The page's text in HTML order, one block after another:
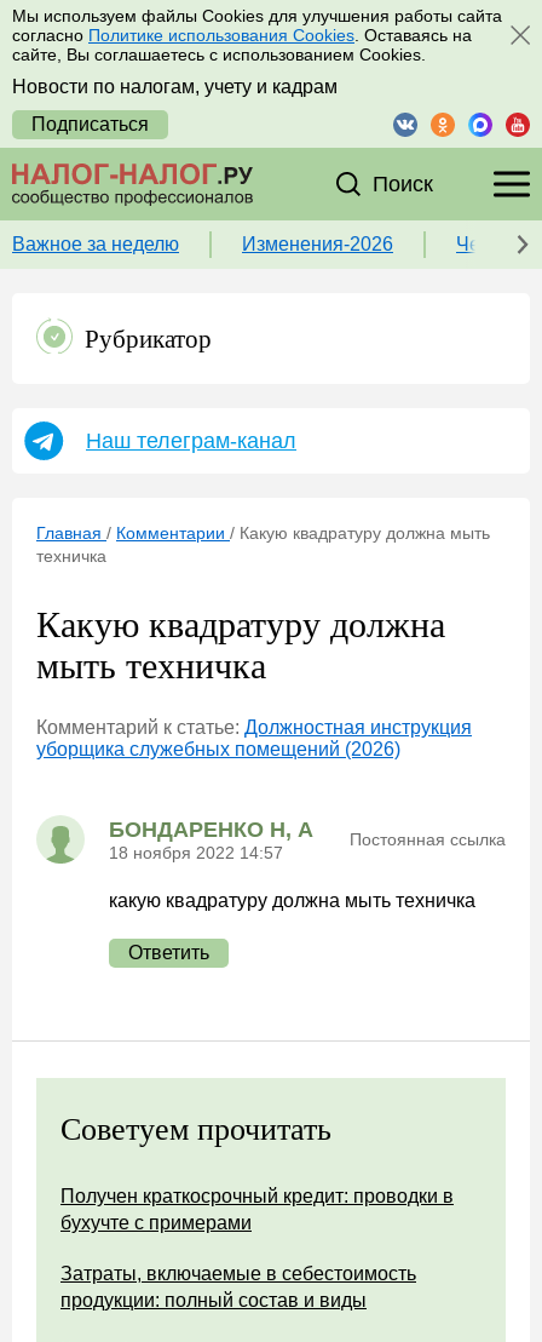
Мы используем файлы Cookies для улучшения работы сайта
согласно Политике использования Cookies . Оставаясь на
сайте, Вы соглашаетесь с использованием Cookies.
Новости по налогам, учету и кадрам
Подписаться
Поиск
Важное за неделю Изменения-2026 Чек-
Рубрикатор
Наш телеграм-канал
Главная / Комментарии / Какую квадратуру должна мыть
техничка
Какую квадратуру должна
мыть техничка
Комментарий к статье: Должностная инструкция
уборщика служебных помещений (2026)
БОНДАРЕНКО Н, А
18 ноября 2022 14:57
Постоянная ссылка
какую квадратуру должна мыть техничка
Ответить
Советуем прочитать
Получен краткосрочный кредит: проводки в
бухучте с примерами
Затраты, включаемые в себестоимость
продукции: полный состав и виды